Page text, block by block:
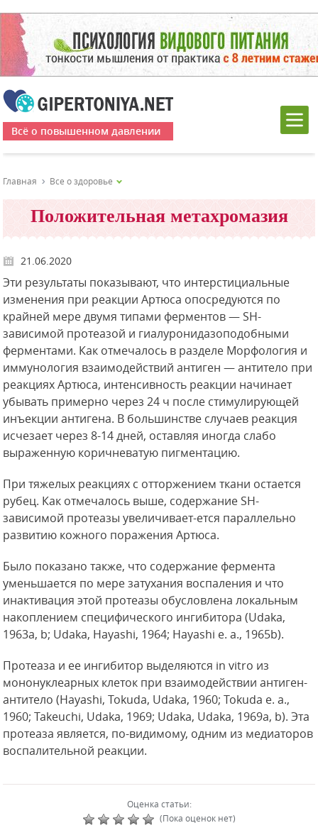
Всё о повышенном давлении
Главная Все о здоровье
Положительная метахромазия
21.06.2020
Эти результаты показывают, что интерстициальные
изменения при реакции Артюса опосредуются по
крайней мере двумя типами ферментов — SH-
зависимой протеазой и гиалуронидазоподобными
ферментами. Как отмечалось в разделе Морфология и
иммунология взаимодействий антиген — антитело при
реакциях Артюса, интенсивность реакции начинает
убывать примерно через 24 ч после стимулирующей
инъекции антигена. В большинстве случаев реакция
исчезает через 8-14 дней, оставляя иногда слабо
выраженную коричневатую пигментацию.
При тяжелых реакциях с отторжением ткани остается
рубец. Как отмечалось выше, содержание SH-
зависимой протеазы увеличивает-ется параллельно
развитию кожного поражения Артюса.
Было показано также, что содержание фермента
уменьшается по мере затухания воспаления и что
инактивация этой протеазы обусловлена локальным
накоплением специфического ингибитора (Udaka,
1963а, b; Udaka, Hayashi, 1964; Hayashi е. a., 1965b).
Протеаза и ее ингибитор выделяются in vitro из
мононуклеарных клеток при взаимодействии антиген-
антитело (Hayashi, Tokuda, Udaka, 1960; Tokuda е. a.,
1960; Takeuchi, Udaka, 1969; Udaka, Udaka, 1969a, b). Эта
протеаза является, по-видимому, одним из медиаторов
воспалительной реакции.
Оценка статьи:
(Пока оценок нет)